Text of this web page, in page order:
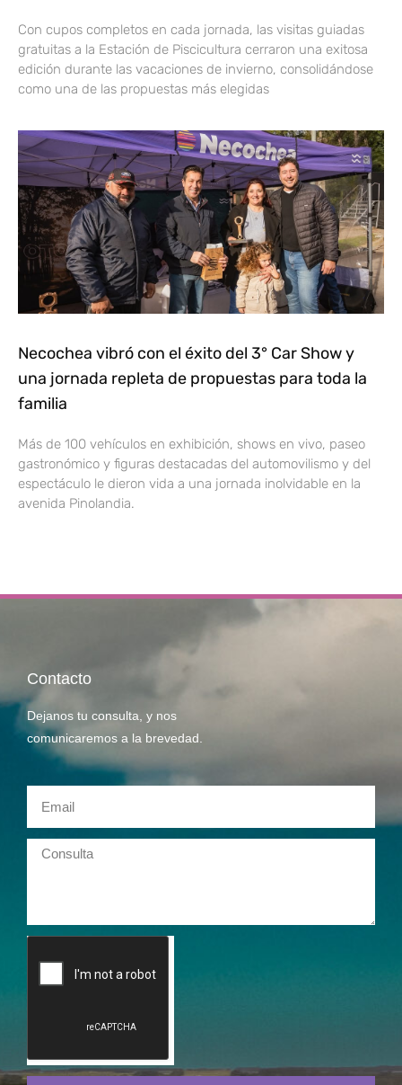
Con cupos completos en cada jornada, las visitas guiadas
gratuitas a la Estación de Piscicultura cerraron una exitosa
edición durante las vacaciones de invierno, consolidándose
como una de las propuestas más elegidas
Necochea vibró con el éxito del 3° Car Show y
una jornada repleta de propuestas para toda la
familia
Más de 100 vehículos en exhibición, shows en vivo, paseo
gastronómico y figuras destacadas del automovilismo y del
espectáculo le dieron vida a una jornada inolvidable en la
avenida Pinolandia.
Contacto
Dejanos tu consulta, y nos
comunicaremos a la brevedad.